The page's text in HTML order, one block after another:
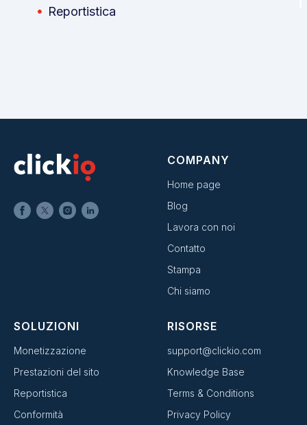
Reportistica
COMPANY
Home page
Blog
Lavora con noi
Contatto
Stampa
Chi siamo
SOLUZIONI
Monetizzazione
Prestazioni del sito
Reportistica
Conformità
RISORSE
support@clickio.com
Knowledge Base
Terms & Conditions
Privacy Policy